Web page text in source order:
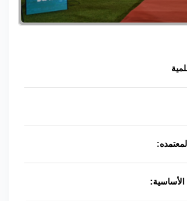
الأساسية: